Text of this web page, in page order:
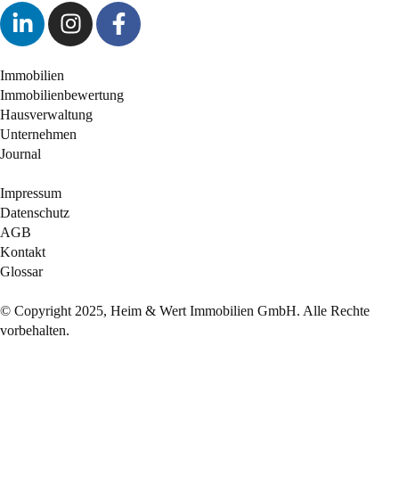
Immobilien
Immobilienbewertung
Hausverwaltung
Unternehmen
Journal
Impressum
Datenschutz
AGB
Kontakt
Glossar
© Copyright 2025, Heim & Wert Immobilien GmbH. Alle Rechte
vorbehalten.